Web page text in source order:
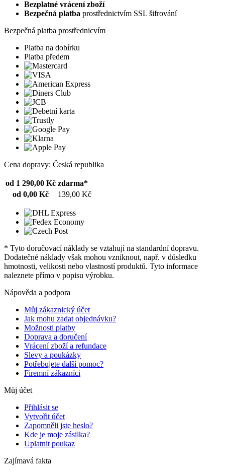
Bezplatné vrácení zboží
Bezpečná platba prostřednictvím SSL šifrování
Bezpečná platba prostřednicvím
Platba na dobírku
Platba předem
Cena dopravy: Česká republika
od 1 290,00 Kč zdarma*
od 0,00 Kč
139,00 Kč
* Tyto doručovací náklady se vztahují na standardní dopravu.
Dodatečné náklady však mohou vzniknout, např. v důsledku
hmotnosti, velikosti nebo vlastností produktů. Tyto informace
naleznete přímo v popisu výrobku.
Nápověda a podpora
Můj zákaznický účet
Jak mohu zadat objednávku?
Možnosti platby
Doprava a doručení
Vrácení zboží a refundace
Slevy a poukázky
Potřebujete další pomoc?
Firemní zákazníci
Můj účet
Přihlásit se
Vytvořit účet
Zapomněli jste heslo?
Kde je moje zásilka?
Uplatnit poukaz
Zajímavá fakta